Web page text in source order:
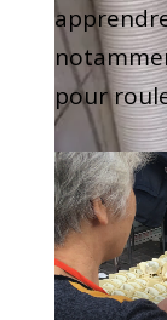
pour